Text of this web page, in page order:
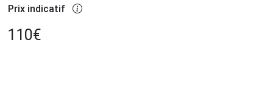
Prix indicatif
110€